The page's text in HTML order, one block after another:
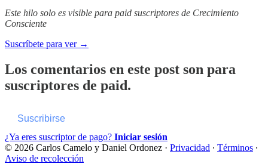
Este hilo solo es visible para paid suscriptores de Crecimiento
Consciente
Suscríbete para ver →
Los comentarios en este post son para
suscriptores de paid.
Suscribirse
¿Ya eres suscriptor de pago? Iniciar sesión
© 2026 Carlos Camelo y Daniel Ordonez · Privacidad ∙ Términos ∙
Aviso de recolección